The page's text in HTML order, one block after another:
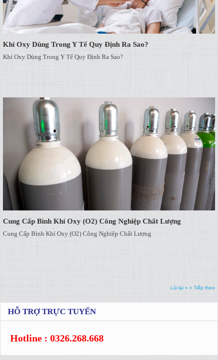
Khí Oxy Dùng Trong Y Tế Quy Định Ra Sao?
Khí Oxy Dùng Trong Y Tế Quy Định Ra Sao?
Cung Cấp Bình Khí Oxy (O2) Công Nghiệp Chất Lượng
Cung Cấp Bình Khí Oxy (O2) Công Nghiệp Chất Lượng
Lùi lại « » Tiếp theo
HỖ TRỢ TRỰC TUYẾN
Hotline : 0326.268.668